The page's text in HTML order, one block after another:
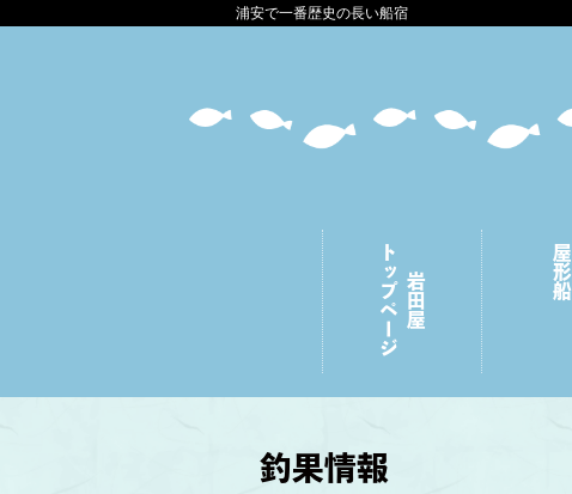
浦安で一番歴史の長い船宿
岩田屋
トップページ 屋形船
釣果情報